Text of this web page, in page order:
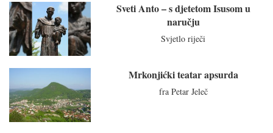
Sveti Anto – s djetetom Isusom u
naručju
Svjetlo riječi
Mrkonjićki teatar apsurda
fra Petar Jeleč